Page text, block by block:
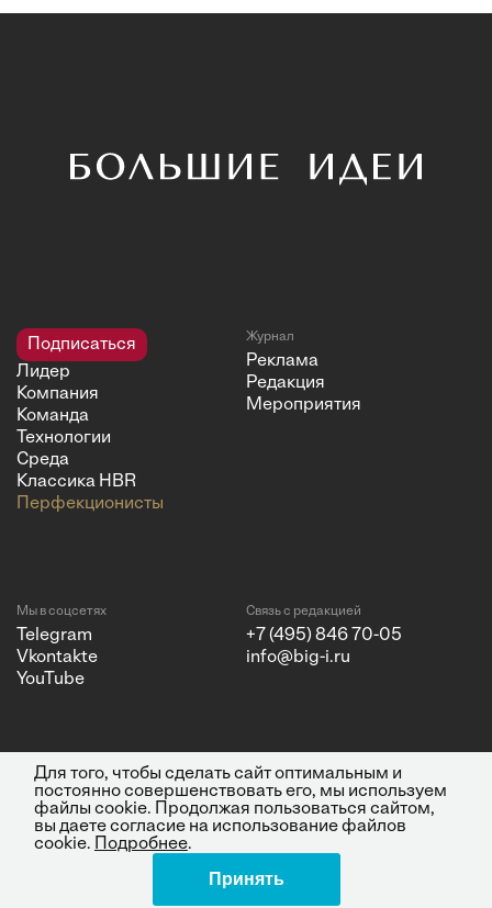
Подписаться
Лидер
Компания
Команда
Технологии
Среда
Классика HBR
Перфекционисты
Журнал
Реклама
Редакция
Мероприятия
Мы в соцсетях
Telegram
Vkontakte
YouTube
Связь с редакцией
+7 (495) 846 70-05
info@big-i.ru
© 2026 ООО "Бизнес Инсайт
Медиа"
ИНН 7720850533 и ОГРН
Все права защищены.
Политика конфиденциальности
Для того, чтобы сделать сайт оптимальным и
постоянно совершенствовать его, мы используем
файлы cookie. Продолжая пользоваться сайтом,
вы даете согласие на использование файлов
cookie.
Подробнее.
Принять